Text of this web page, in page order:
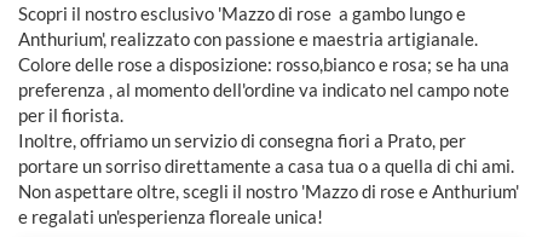
Scopri il nostro esclusivo 'Mazzo di rose a gambo lungo e
Anthurium', realizzato con passione e maestria artigianale.
Colore delle rose a disposizione: rosso,bianco e rosa; se ha una
preferenza , al momento dell'ordine va indicato nel campo note
per il fiorista.
Inoltre, offriamo un servizio di consegna fiori a Prato, per
portare un sorriso direttamente a casa tua o a quella di chi ami.
Non aspettare oltre, scegli il nostro 'Mazzo di rose e Anthurium'
e regalati un'esperienza floreale unica!